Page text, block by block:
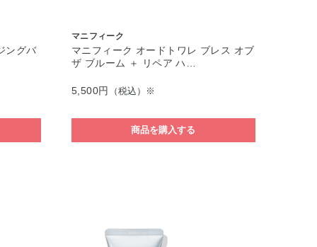
ングバ
マニフィーク
マニフィーク オードトワレ ブレス オブ
ザ ブルーム ＋ リペア ハ…
5,500円 （税込）※
商品を購入する